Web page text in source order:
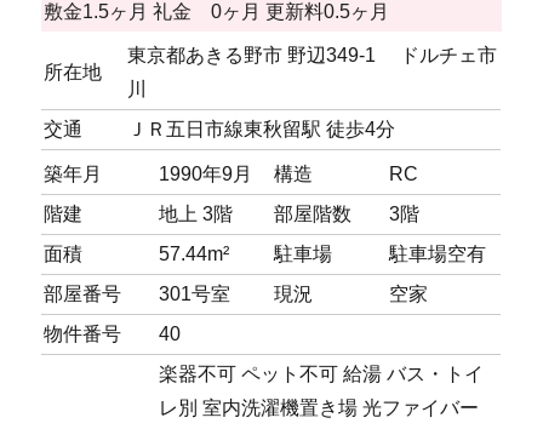
敷金1.5ヶ月 礼金 0ヶ月 更新料0.5ヶ月
所在地
東京都あきる野市 野辺349-1 ドルチェ市
川
交通
ＪＲ五日市線東秋留駅 徒歩4分
築年月 1990年9月 構造
RC
階建
地上 3階 部屋階数
3階
面積
57.44m² 駐車場 駐車場空有
部屋番号
301号室 現況
空家
物件番号
40
楽器不可 ペット不可 給湯 バス・トイ
レ別 室内洗濯機置き場 光ファイバー